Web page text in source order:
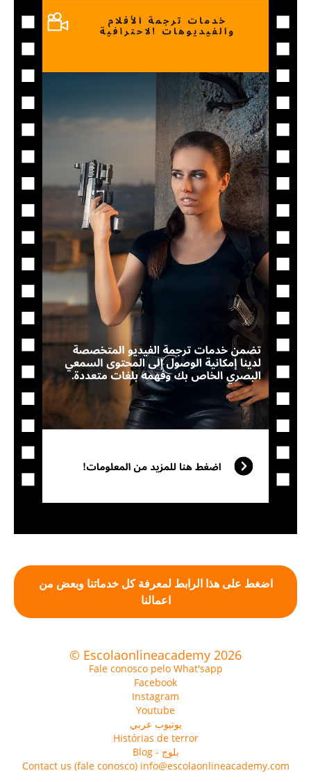
اضغط على هذا الرابط لمعرفة كل خدماتنا وبعض من
اعمالنا
© Escolaonlineacademy 2026
Fale conosco pelo What'sapp
Facebook
Instagram
Youtube
يوتيوب عربي
Histórias de terror
Blog - بلوج
Contact us (fale conosco) info@escolaonlineacademy.com